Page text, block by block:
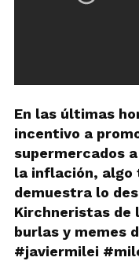
En las últimas
incentivo a
supermercados
la inflación,
demuestra lo
Kirchneristas de
burlas y memes
#javiermilei